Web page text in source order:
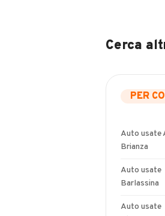
Cerca
PER
Auto usate
Brianza
Auto usate
Barlassina
Auto usate